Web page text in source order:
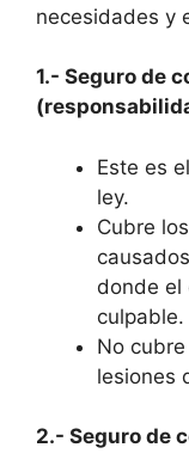
necesidades y
1.- Seguro de
Este es
ley.
Cubre
donde el
culpable.
No
lesiones
2.- Seguro de